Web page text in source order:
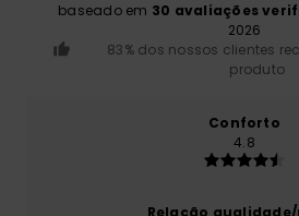
baseado em 30 avaliações
2026
83% dos nossos clientes
produto
Conforto
4.8
Relação